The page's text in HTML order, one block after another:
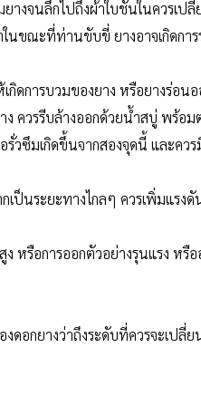
ยางจนลึกไปถึงผ้าใบชั้นในควรเ
นขณะที่ท่านขับขี่ ยางอาจเกิดกา
ดการบวมของยาง หรือยางร่อน
ควรรีบล้างออกด้วยน้ำสบู่ พร้อ
รั่วซึมเกิดขึ้นจากสองจุดนี้ และค
กเป็นระยะทางไกลๆ ควรเพิ่มแร
สูง หรือการออกตัวอย่างรุนแรง ห
ดอกยางว่าถึงระดับที่ควรจะเปลี่